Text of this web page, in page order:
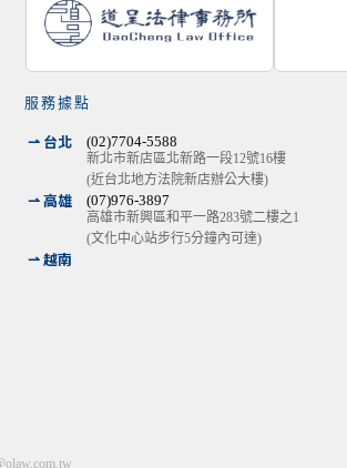
服務據點
⇀ 台北 (02)7704-5588
新北市新店區北新路一段12號16樓
(近台北地方法院新店辦公大樓)
⇀ 高雄 (07)976-3897
高雄市新興區和平一路283號二樓之1
(文化中心站步行5分鐘內可達)
⇀ 越南